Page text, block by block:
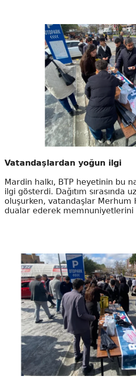
Vatandaşlardan yoğun ilgi
​Mardin halkı, BTP heyetinin bu
ilgi gösterdi. Dağıtım sırasında
oluşurken, vatandaşlar Merhum
dualar ederek memnuniyetlerini